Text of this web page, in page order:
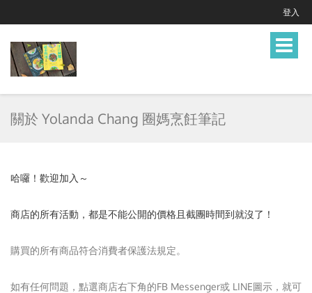
登入
Toggle
關於 Yolanda Chang 圈媽烹飪筆記
哈囉！歡迎加入～
商店的所有活動，都是不能公開的價格且截團時間到就沒了！
購買的所有商品符合消費者保護法規定。
如有任何問題，點選商店右下角的FB Messenger或 LINE圖示，就可